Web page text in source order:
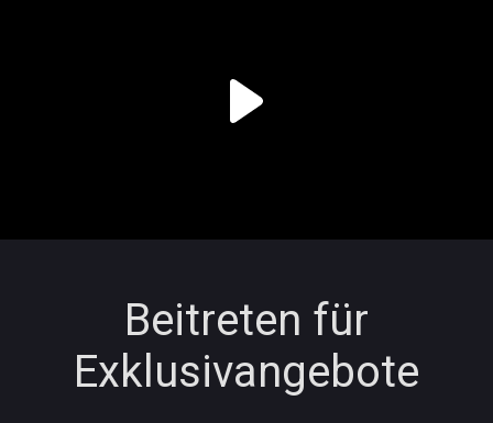
Beitreten für
Exklusivangebote